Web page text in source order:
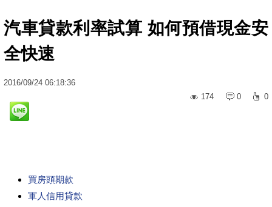
汽車貸款利率試算 如何預借現金安
全快速
2016/09/24 06:18:36
174
0 0
買房頭期款
軍人信用貸款